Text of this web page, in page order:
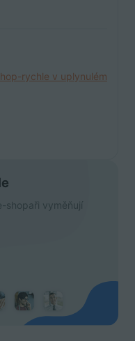
rychle v uplynulém
shopaři vyměňují